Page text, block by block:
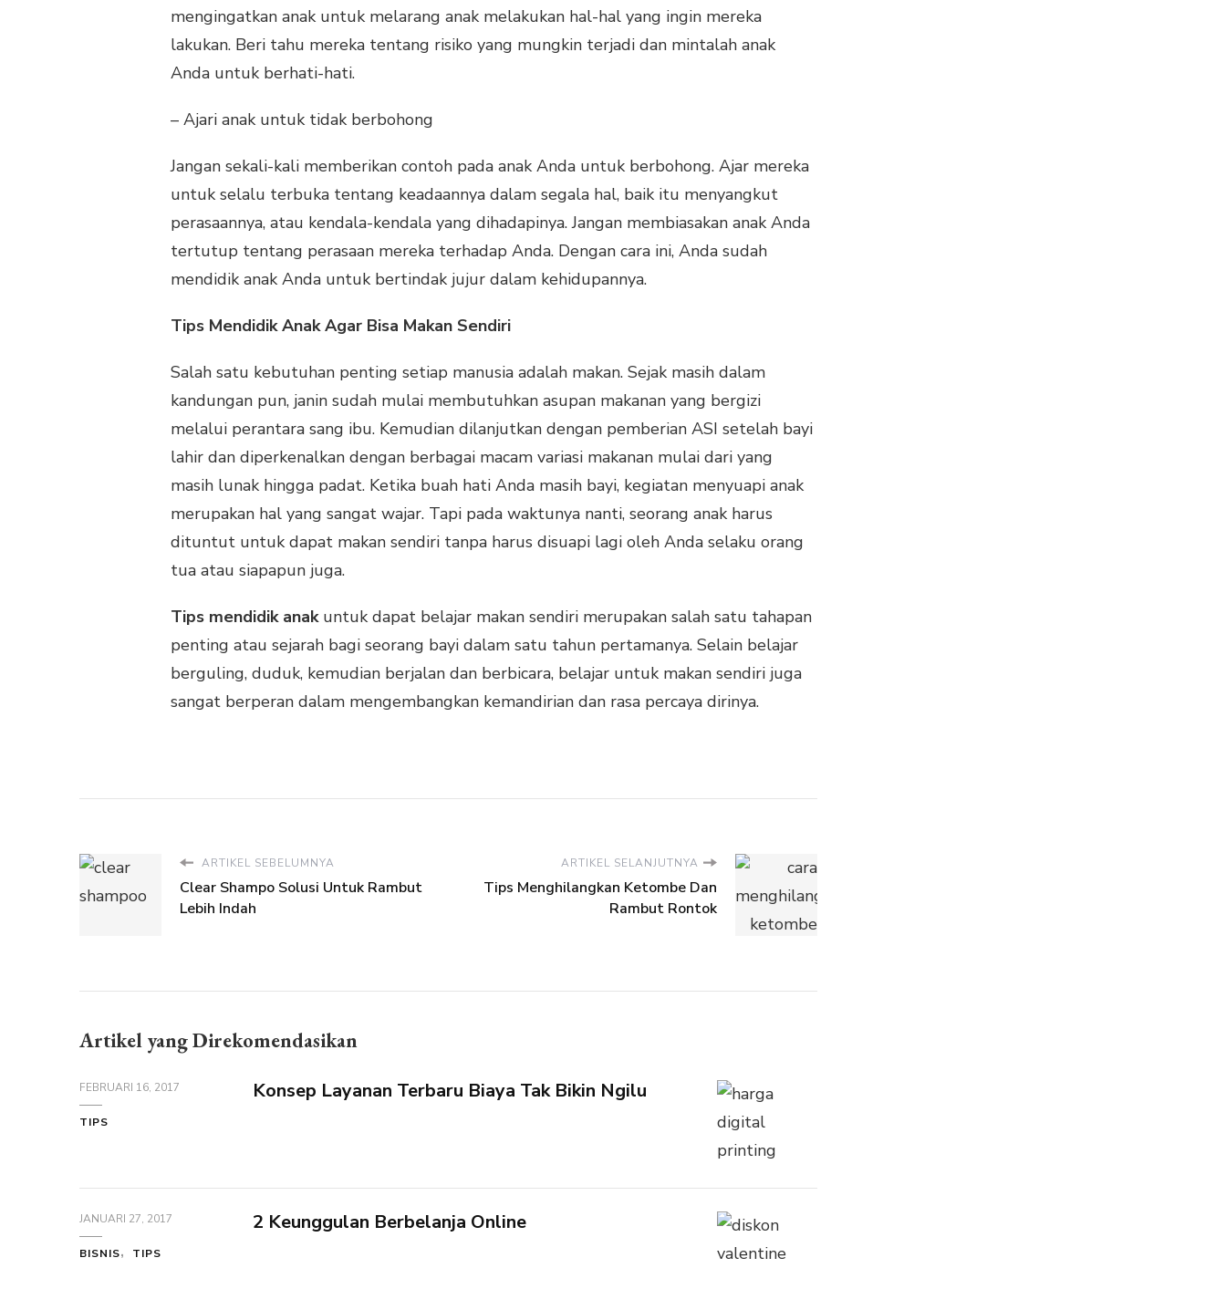
mengingatkan anak untuk melarang anak melakukan hal-hal yang ingin mereka
lakukan. Beri tahu mereka tentang risiko yang mungkin terjadi dan mintalah anak
Anda untuk berhati-hati.
– Ajari anak untuk tidak berbohong
Jangan sekali-kali memberikan contoh pada anak Anda untuk berbohong. Ajar mereka
untuk selalu terbuka tentang keadaannya dalam segala hal, baik itu menyangkut
perasaannya, atau kendala-kendala yang dihadapinya. Jangan membiasakan anak Anda
tertutup tentang perasaan mereka terhadap Anda. Dengan cara ini, Anda sudah
mendidik anak Anda untuk bertindak jujur dalam kehidupannya.
Tips Mendidik Anak Agar Bisa Makan Sendiri
Salah satu kebutuhan penting setiap manusia adalah makan. Sejak masih dalam
kandungan pun, janin sudah mulai membutuhkan asupan makanan yang bergizi
melalui perantara sang ibu. Kemudian dilanjutkan dengan pemberian ASI setelah bayi
lahir dan diperkenalkan dengan berbagai macam variasi makanan mulai dari yang
masih lunak hingga padat. Ketika buah hati Anda masih bayi, kegiatan menyuapi anak
merupakan hal yang sangat wajar. Tapi pada waktunya nanti, seorang anak harus
dituntut untuk dapat makan sendiri tanpa harus disuapi lagi oleh Anda selaku orang
tua atau siapapun juga.
Tips mendidik anakuntuk dapat belajar makan sendiri merupakan salah satu tahapan
penting atau sejarah bagi seorang bayi dalam satu tahun pertamanya. Selain belajar
berguling, duduk, kemudian berjalan dan berbicara, belajar untuk makan sendiri juga
sangat berperan dalam mengembangkan kemandirian dan rasa percaya dirinya.
ARTIKEL SEBELUMNYA
Clear Shampo Solusi Untuk Rambut
Lebih Indah
ARTIKEL SELANJUTNYA
Tips Menghilangkan Ketombe Dan
Rambut Rontok
Artikel yang Direkomendasikan
FEBRUARI 16, 2017
TIPS
Konsep Layanan Terbaru Biaya Tak Bikin Ngilu
JANUARI 27, 2017
BISNIS TIPS
2 Keunggulan Berbelanja Online